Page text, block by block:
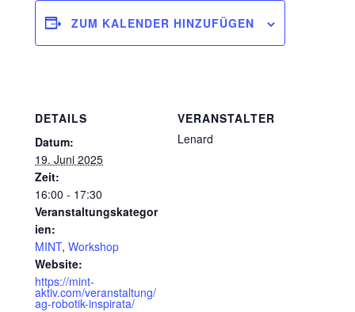
ZUM KALENDER HINZUFÜGEN
DETAILS
Datum:
19. Juni 2025
Zeit:
16:00 - 17:30
Veranstaltungskategor
ien:
MINT, Workshop
Website:
https://mint-
aktiv.com/veranstaltung/
ag-robotik-inspirata/
VERANSTALTER
Lenard